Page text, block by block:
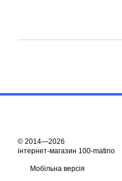
© 2014—2026
інтернет-магазин 100-matino
Мобільна версія